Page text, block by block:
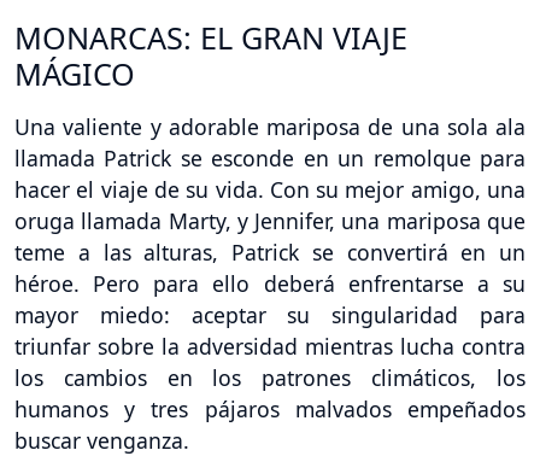
MONARCAS: EL GRAN VIAJE
MÁGICO
Una valiente y adorable mariposa de una sola ala
llamada Patrick se esconde en un remolque para
hacer el viaje de su vida. Con su mejor amigo, una
oruga llamada Marty, y Jennifer, una mariposa que
teme a las alturas, Patrick se convertirá en un
héroe. Pero para ello deberá enfrentarse a su
mayor miedo: aceptar su singularidad para
triunfar sobre la adversidad mientras lucha contra
los cambios en los patrones climáticos, los
humanos y tres pájaros malvados empeñados
buscar venganza.